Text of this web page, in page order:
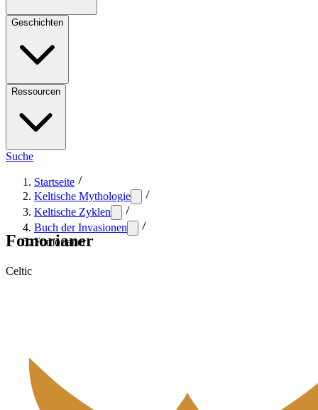
Geschichten
Ressourcen
Suche
Startseite
Keltische Mythologie
Keltische Zyklen
Buch der Invasionen
Fomorianer
Fomorianer
Celtic